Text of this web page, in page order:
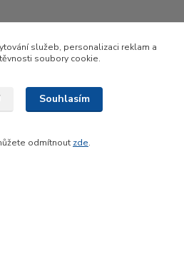
služeb, personalizaci reklam a
soubory cookie.
Souhlasím
odmítnout zde.